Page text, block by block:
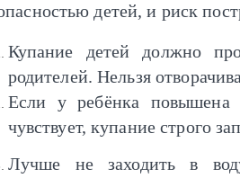
детей, и риск
Купание детей должно
родителей. Нельзя
Если у ребёнка повышена
чувствует, купание строго
Лучше не заходить в